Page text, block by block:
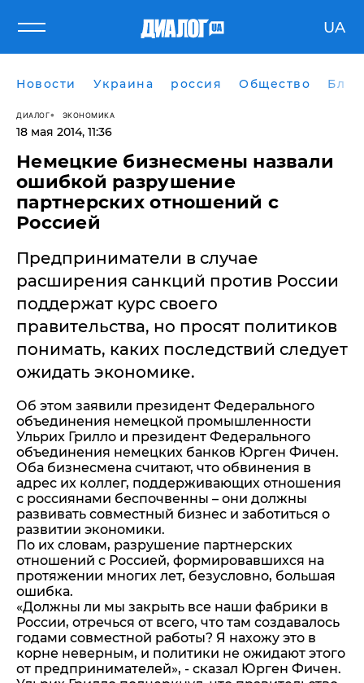
UA
Новости Украина россия Общество
ДИАЛОГ ЭКОНОМИКА
18 мая 2014, 11:36
Немецкие бизнесмены назвали
ошибкой разрушение
партнерских отношений с
Россией
Предприниматели в случае
расширения санкций против России
поддержат курс своего
правительства, но просят политиков
понимать, каких последствий следует
ожидать экономике.
Об этом заявили президент Федерального
объединения немецкой промышленности
Ульрих Грилло и президент Федерального
объединения немецких банков Юрген Фичен.
Оба бизнесмена считают, что обвинения в
адрес их коллег, поддерживающих отношения
с россиянами беспочвенны – они должны
развивать совместный бизнес и заботиться о
развитии экономики.
По их словам, разрушение партнерских
отношений с Россией, формировавшихся на
протяжении многих лет, безусловно, большая
ошибка.
«Должны ли мы закрыть все наши фабрики в
России, отречься от всего, что там создавалось
годами совместной работы? Я нахожу это в
корне неверным, и политики не ожидают этого
от предпринимателей», - сказал Юрген Фичен.